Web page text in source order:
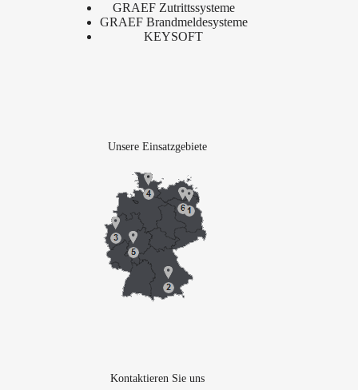
GRAEF Zutrittssysteme
GRAEF Brandmeldesysteme
KEYSOFT
Unsere Einsatzgebiete
Kontaktieren Sie uns